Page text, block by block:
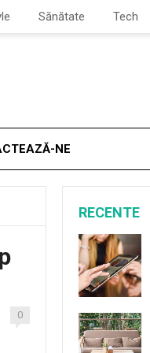
Sănătate Tech
NE
0
RECENTE